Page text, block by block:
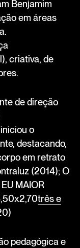
Benjamim
em áreas
criativa, de
de direção
o
destacando,
em retrato
(2014); O
MAIOR
três e
pedagógica e